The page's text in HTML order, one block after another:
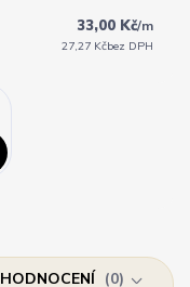
33,00 Kč/m
27,27 Kčbez DPH
HODNOCENÍ
0